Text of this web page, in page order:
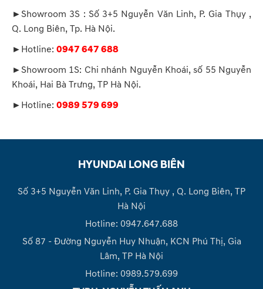
►Showroom 3S : Số 3+5 Nguyễn Văn Linh, P. Gia Thụy ,
Q. Long Biên, Tp. Hà Nội.
►Hotline: 0947 647 688
►Showroom 1S: Chi nhánh Nguyễn Khoái, số 55 Nguyễn
Khoái, Hai Bà Trưng, TP Hà Nội.
►Hotline: 0989 579 699
HYUNDAI LONG BIÊN
Số 3+5 Nguyễn Văn Linh, P. Gia Thụy , Q. Long Biên, TP
Hà Nội
Hotline: 0947.647.688
Số 87 - Đường Nguyễn Huy Nhuận, KCN Phú Thị, Gia
Lâm, TP Hà Nội
Hotline: 0989.579.699